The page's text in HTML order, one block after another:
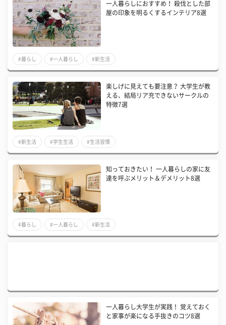
一人暮らしにおすすめ！ 殺伐とした部
屋の印象を明るくするインテリア8選
#暮らし #一人暮らし #新生活
楽しげに見えても要注意？ 大学生が教
える、結局リア充できないサークルの
特徴7選
#新生活 #学生生活 #生活習慣
知っておきたい！ 一人暮らしの家に友
達を呼ぶメリット＆デメリット8選
#暮らし #一人暮らし #新生活
一人暮らし大学生が実践！ 覚えておく
と家事が楽になる手抜きのコツ8選